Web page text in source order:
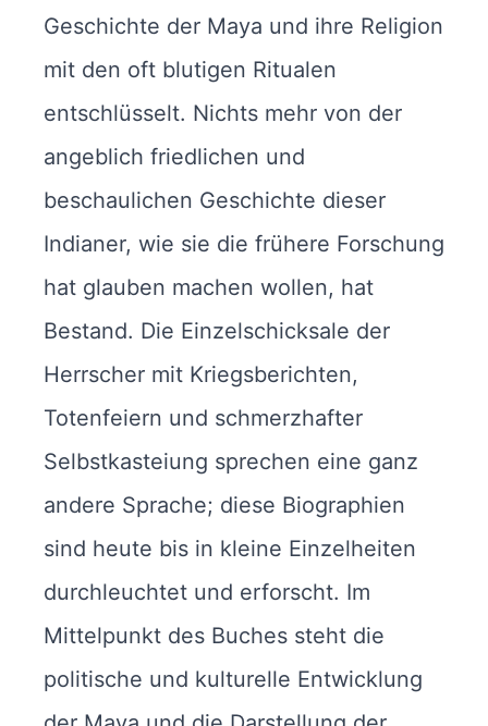
Geschichte der Maya und ihre Religion
mit den oft blutigen Ritualen
entschlüsselt. Nichts mehr von der
angeblich friedlichen und
beschaulichen Geschichte dieser
Indianer, wie sie die frühere Forschung
hat glauben machen wollen, hat
Bestand. Die Einzelschicksale der
Herrscher mit Kriegsberichten,
Totenfeiern und schmerzhafter
Selbstkasteiung sprechen eine ganz
andere Sprache; diese Biographien
sind heute bis in kleine Einzelheiten
durchleuchtet und erforscht. Im
Mittelpunkt des Buches steht die
politische und kulturelle Entwicklung